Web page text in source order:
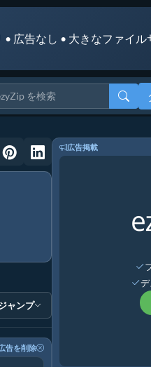
• 広告なし • 大きなファイル
ャンプ
告を削除
広告掲載